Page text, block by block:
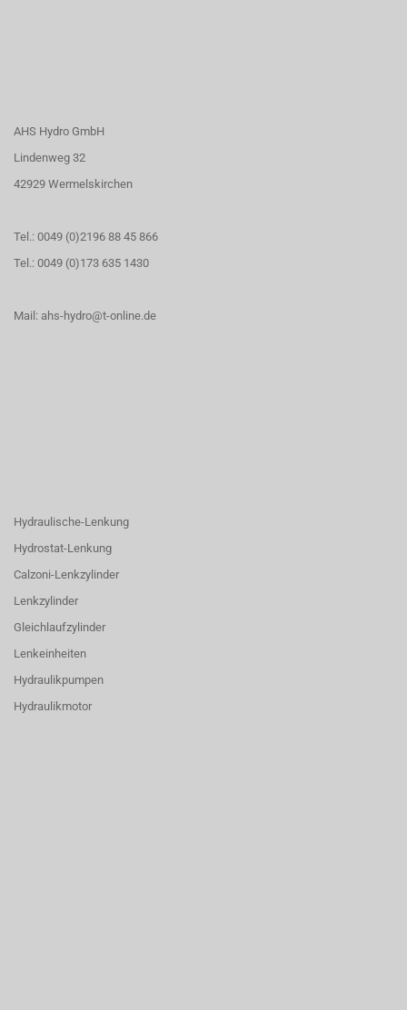
AHS Hydro GmbH
Lindenweg 32
42929 Wermelskirchen
Tel.: 0049 (0)2196 88 45 866
Tel.: 0049 (0)173 635 1430
Mail: ahs-hydro@t-online.de
Hydraulische-Lenkung
Hydrostat-Lenkung
Calzoni-Lenkzylinder
Lenkzylinder
Gleichlaufzylinder
Lenkeinheiten
Hydraulikpumpen
Hydraulikmotor